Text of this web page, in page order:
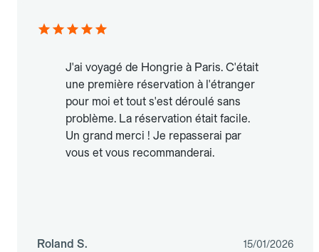
J'ai voyagé de Hongrie à Paris. C'était
une première réservation à l'étranger
pour moi et tout s'est déroulé sans
problème. La réservation était facile.
Un grand merci ! Je repasserai par
vous et vous recommanderai.
Roland S. 15/01/2026